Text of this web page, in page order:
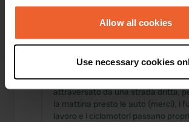
any time from the Cookie Declaration or
the Privacy trigger icon.
Collect information about your
which can be accurate to within
Identify your device by actively
specific characteristics
Allow all cookies
Use necessary cookies
Tradotto da GoogleMostra originale
Ho recensito una posizione—
campeggio nella natura
attenzione a dove ti trovi: Il
attraversato da una strada dritta,
la mattina presto le auto (merci), i
lavoro e i ciclomotori passano